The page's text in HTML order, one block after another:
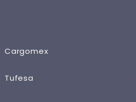
Cargomex
Tufesa